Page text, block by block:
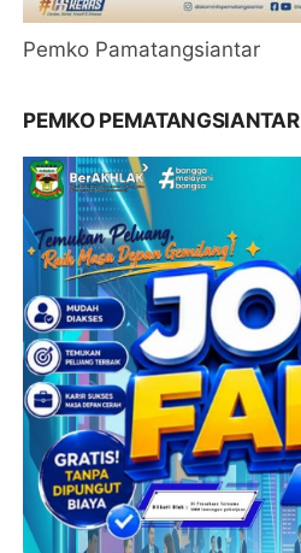
Pemko Pamatangsiantar
PEMKO